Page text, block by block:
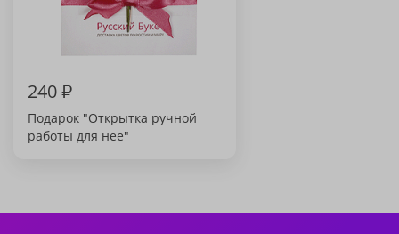
240₽
Подарок "Открытка ручной
работы для нее"